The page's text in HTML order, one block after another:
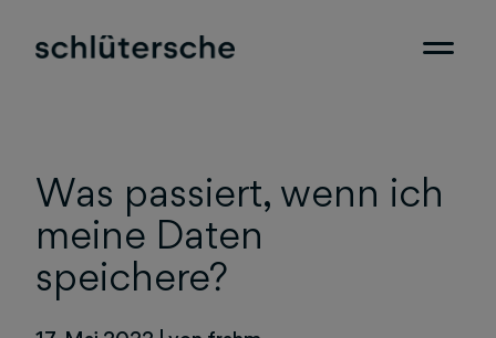
Was passiert, wenn ich
meine Daten
speichere?